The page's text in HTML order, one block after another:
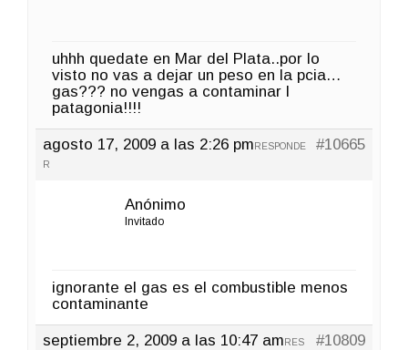
uhhh quedate en Mar del Plata..por lo
visto no vas a dejar un peso en la pcia…
gas??? no vengas a contaminar l
patagonia!!!!
agosto 17, 2009 a las 2:26 pm #10665
RESPONDE
R
Anónimo
Invitado
ignorante el gas es el combustible menos
contaminante
septiembre 2, 2009 a las 10:47 am #10809
RES